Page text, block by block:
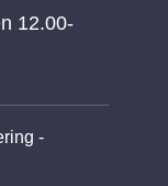
12.00-
-